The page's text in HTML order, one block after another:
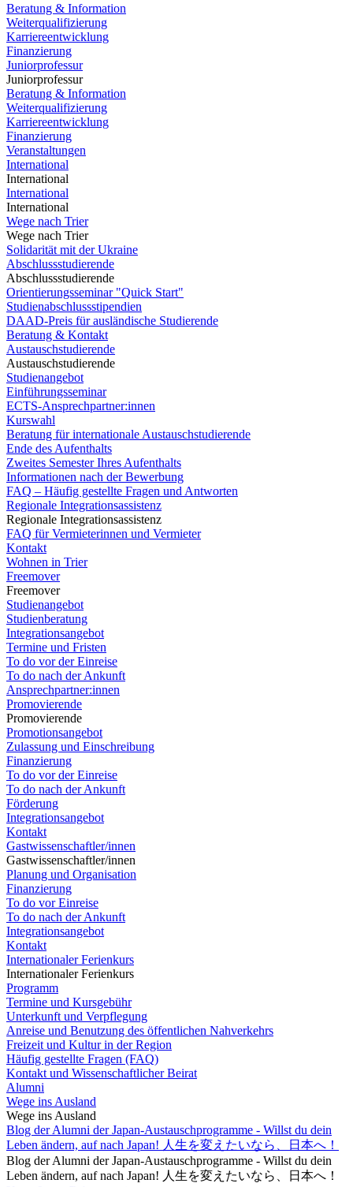
Beratung & Information
Weiterqualifizierung
Karriereentwicklung
Finanzierung
Juniorprofessur
Juniorprofessur
Beratung & Information
Weiterqualifizierung
Karriereentwicklung
Finanzierung
Veranstaltungen
International
International
International
International
Wege nach Trier
Wege nach Trier
Solidarität mit der Ukraine
Abschlussstudierende
Abschlussstudierende
Orientierungsseminar "Quick Start"
Studienabschlussstipendien
DAAD-Preis für ausländische Studierende
Beratung & Kontakt
Austauschstudierende
Austauschstudierende
Studienangebot
Einführungsseminar
ECTS-Ansprechpartner:innen
Kurswahl
Beratung für internationale Austauschstudierende
Ende des Aufenthalts
Zweites Semester Ihres Aufenthalts
Informationen nach der Bewerbung
FAQ – Häufig gestellte Fragen und Antworten
Regionale Integrationsassistenz
Regionale Integrationsassistenz
FAQ für Vermieterinnen und Vermieter
Kontakt
Wohnen in Trier
Freemover
Freemover
Studienangebot
Studienberatung
Integrationsangebot
Termine und Fristen
To do vor der Einreise
To do nach der Ankunft
Ansprechpartner:innen
Promovierende
Promovierende
Promotionsangebot
Zulassung und Einschreibung
Finanzierung
To do vor der Einreise
To do nach der Ankunft
Förderung
Integrationsangebot
Kontakt
Gastwissenschaftler/innen
Gastwissenschaftler/innen
Planung und Organisation
Finanzierung
To do vor Einreise
To do nach der Ankunft
Integrationsangebot
Kontakt
Internationaler Ferienkurs
Internationaler Ferienkurs
Programm
Termine und Kursgebühr
Unterkunft und Verpflegung
Anreise und Benutzung des öffentlichen Nahverkehrs
Freizeit und Kultur in der Region
Häufig gestellte Fragen (FAQ)
Kontakt und Wissenschaftlicher Beirat
Alumni
Wege ins Ausland
Wege ins Ausland
Blog der Alumni der Japan-Austauschprogramme - Willst du dein
Leben ändern, auf nach Japan! 人生を変えたいなら、日本へ！
Blog der Alumni der Japan-Austauschprogramme - Willst du dein
Leben ändern, auf nach Japan! 人生を変えたいなら、日本へ！